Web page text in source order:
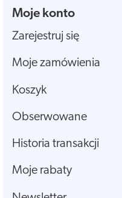
Moje konto
Zarejestruj się
Moje zamówienia
Koszyk
Obserwowane
Historia transakcji
Moje rabaty